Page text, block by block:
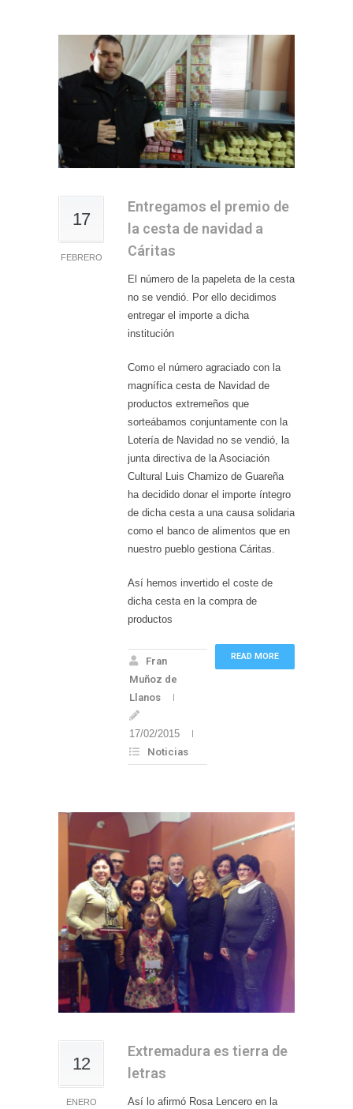
17
FEBRERO
Entregamos el premio de
la cesta de navidad a
Cáritas
El número de la papeleta de la cesta
no se vendió. Por ello decidimos
entregar el importe a dicha
institución
Como el número agraciado con la
magnífica cesta de Navidad de
productos extremeños que
sorteábamos conjuntamente con la
Lotería de Navidad no se vendió, la
junta directiva de la Asociación
Cultural Luis Chamizo de Guareña
ha decidido donar el importe íntegro
de dicha cesta a una causa solidaria
como el banco de alimentos que en
nuestro pueblo gestiona Cáritas.
Así hemos invertido el coste de
dicha cesta en la compra de
productos
READ MORE
Fran
Muñoz de
Llanos
17/02/2015
Noticias
12
ENERO
Extremadura es tierra de
letras
Así lo afirmó Rosa Lencero en la